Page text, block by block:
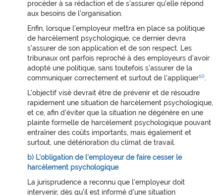
procéder à sa rédaction et de s'assurer qu'elle répond
aux besoins de l'organisation.
Enfin, lorsque l'employeur mettra en place sa politique
de harcèlement psychologique, ce dernier devra
s'assurer de son application et de son respect. Les
tribunaux ont parfois reproché à des employeurs d'avoir
adopté une politique, sans toutefois s'assurer de la
communiquer correctement et surtout de l'appliquer10.
L'objectif visé devrait être de prévenir et de résoudre
rapidement une situation de harcèlement psychologique,
et ce, afin d'éviter que la situation ne dégénère en une
plainte formelle de harcèlement psychologique pouvant
entraîner des coûts importants, mais également et
surtout, une détérioration du climat de travail.
b) L'obligation de l'employeur de faire cesser le
harcèlement psychologique
La jurisprudence a reconnu que l'employeur doit
intervenir, dès qu'il est informé d'une situation